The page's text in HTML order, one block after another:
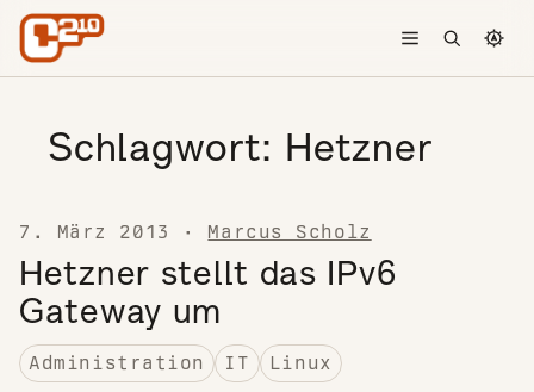
Skip to content
Toggle menu
Open
Schlagwort: Hetzner
7. März 2013 · Marcus Scholz
Hetzner stellt das IPv6
Gateway um
Administration IT Linux